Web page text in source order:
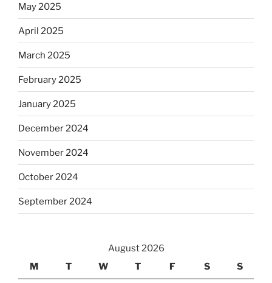
May 2025
April 2025
March 2025
February 2025
January 2025
December 2024
November 2024
October 2024
September 2024
August 2026
M
T W T F S S